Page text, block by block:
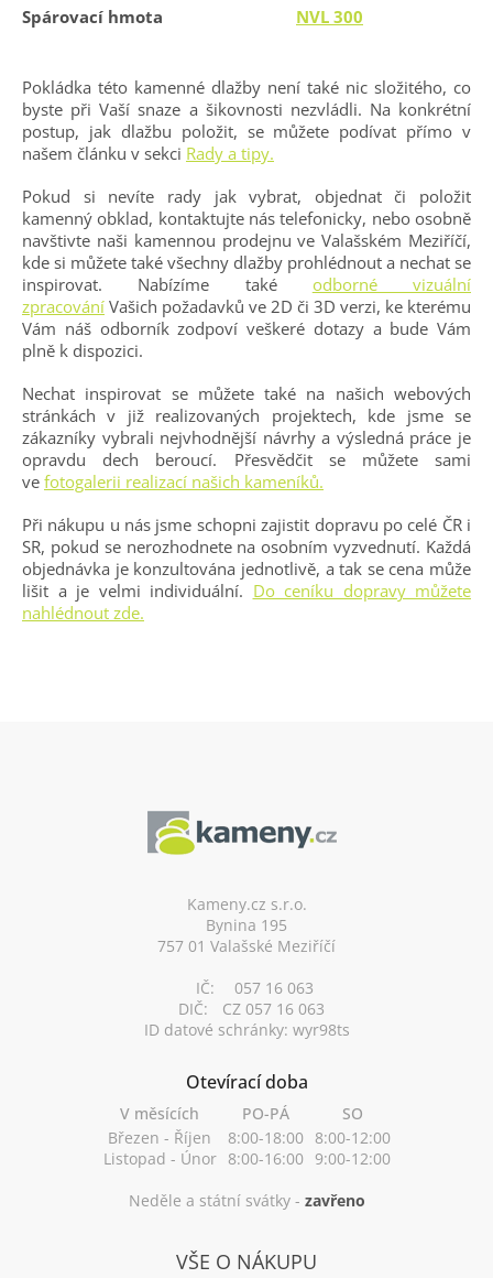
Spárovací hmota
NVL 300
Pokládka této kamenné dlažby není také nic složitého, co
byste při Vaší snaze a šikovnosti nezvládli. Na konkrétní
postup, jak dlažbu položit, se můžete podívat přímo v
našem článku v sekci Rady a tipy.
Pokud si nevíte rady jak vybrat, objednat či položit
kamenný obklad, kontaktujte nás telefonicky, nebo osobně
navštivte naši kamennou prodejnu ve Valašském Meziříčí,
kde si můžete také všechny dlažby prohlédnout a nechat se
inspirovat. Nabízíme také odborné vizuální
zpracování Vašich požadavků ve 2D či 3D verzi, ke kterému
Vám náš odborník zodpoví veškeré dotazy a bude Vám
plně k dispozici.
Nechat inspirovat se můžete také na našich webových
stránkách v již realizovaných projektech, kde jsme se
zákazníky vybrali nejvhodnější návrhy a výsledná práce je
opravdu dech beroucí. Přesvědčit se můžete sami
ve fotogalerii realizací našich kameníků.
Při nákupu u nás jsme schopni zajistit dopravu po celé ČR i
SR, pokud se nerozhodnete na osobním vyzvednutí. Každá
objednávka je konzultována jednotlivě, a tak se cena může
lišit a je velmi individuální. Do ceníku dopravy můžete
nahlédnout zde.
Kameny.cz s.r.o.
Bynina 195
757 01 Valašské Meziříčí
IČ:
057 16 063
DIČ:
CZ 057 16 063
ID datové schránky: wyr98ts
Otevírací doba
V měsících PO-PÁ
SO
Březen - Říjen
8:00-18:00 8:00-12:00
Listopad - Únor 8:00-16:00 9:00-12:00
Neděle a státní svátky - zavřeno
VŠE O NÁKUPU